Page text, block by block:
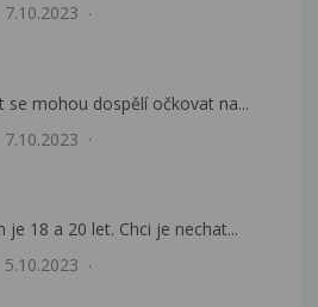
7.10.2023
se mohou dospělí očkovat na...
7.10.2023
18 a 20 let. Chci je nechat...
5.10.2023